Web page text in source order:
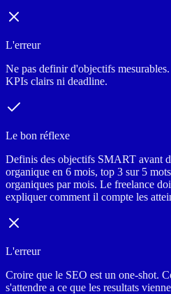
L'erreur
Ne pas definir d'objectifs
KPIs clairs ni deadline.
Le bon réflexe
Definis des objectifs SMART avant
organique en 6 mois, top 3 sur 5
organiques par mois. Le freelance
expliquer comment il compte les
L'erreur
Croire que le SEO est un one-shot.
s'attendre a ce que les resultats